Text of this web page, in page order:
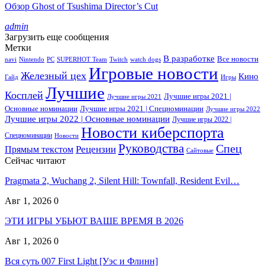
Обзор Ghost of Tsushima Director’s Cut
admin
Загрузить еще сообщения
Метки
navi Nintendo PC SUPERHOT Team Twitch watch dogs В разработке Все новости
Гайд Железный цех Игровые новости Игры Кино
Косплей Лучшие Лучшие игры 2021
Лучшие игры 2021 |
Основные номинации Лучшие игры 2021 | Спецноминации Лучшие игры 2022
Лучшие игры 2022 | Основные номинации Лучшие игры 2022 |
Спецноминации Новости Новости киберспорта
Прямым текстом Рецензии Руководства Сайтовые Спец
Сейчас читают
Pragmata 2, Wuchang 2, Silent Hill: Townfall, Resident Evil…
Авг 1, 2026 0
ЭТИ ИГРЫ УБЬЮТ ВАШЕ ВРЕМЯ В 2026
Авг 1, 2026 0
Вся суть 007 First Light [Уэс и Флинн]